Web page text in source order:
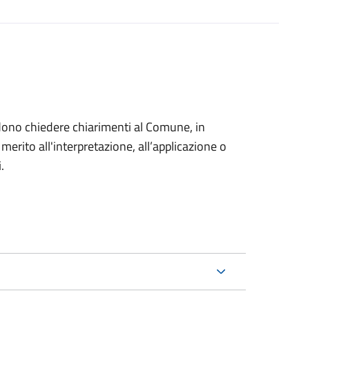
chiedere chiarimenti al Comune, in
all'interpretazione, all’applicazione o